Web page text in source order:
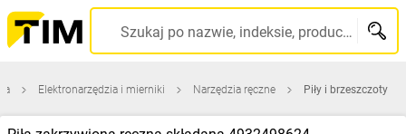
Szukaj po nazwie, indeksie, producencie, kodzie kreskowym...
Elektronarzędzia i mierniki Narzędzia ręczne Piły i brzeszczoty